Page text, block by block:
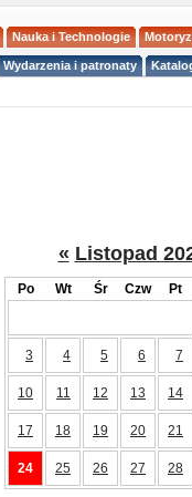
Nauka i Technologie
Wydarzenia i patronaty
« Listopad
Po Wt Śr Czw Pt
3 4 5 6 7
10 11 12 13 14
17 18 19 20 21
24 25 26 27 28